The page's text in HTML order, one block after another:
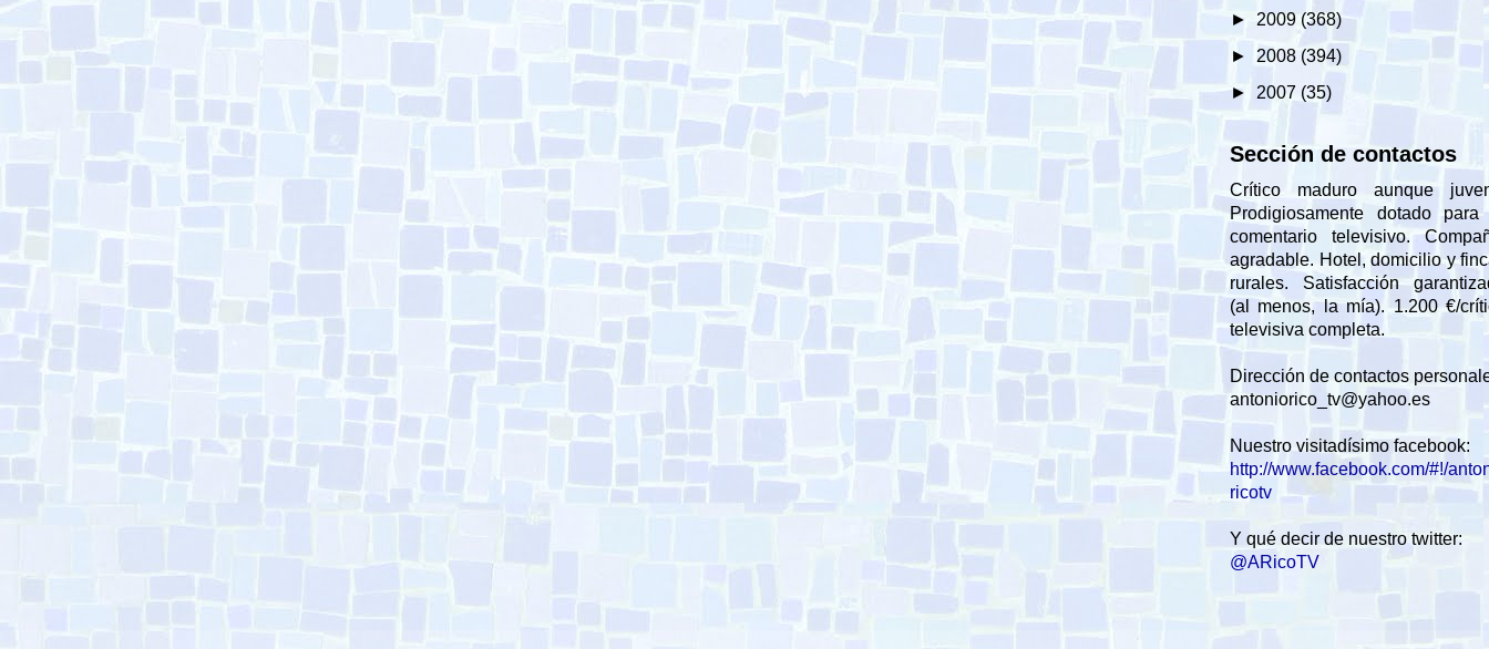
► 2009 (368)
► 2008 (394)
► 2007 (35)
Sección de contactos
Crítico maduro aunque
Prodigiosamente dotado
comentario televisivo.
agradable. Hotel, domicilio y
rurales. Satisfacción
(al menos, la mía). 1.200 €/
televisiva completa.
Dirección de contactos
antoniorico_tv@yahoo.es
Nuestro visitadísimo facebook:
http://www.facebook.com/#!/
ricotv
Y qué decir de nuestro twitter:
@ARicoTV